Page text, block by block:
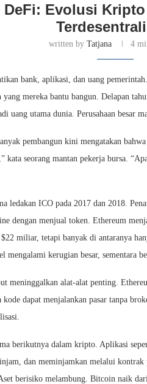
Evolusi
written byTatjana 4
bank, aplikasi, dan uang
yang mereka bantu bangun. Delapan
uang utama dunia. Perusahaan besar
pembangun kini mengatakan
kata seorang mantan pekerja bursa.
ledakan ICO pada 2017 dan 2018.
dengan menjual token. Ethereum
miliar, tetapi banyak di antaranya
kerugian besar, sementara
meninggalkan alat-alat penting.
dapat menjalankan pasar tanpa
berikutnya dalam kripto. Aplikasi
dan meminjamkan melalui
berisiko melambung. Bitcoin naik